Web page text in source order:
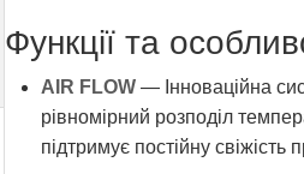
Функції та
AIR FLOW — Інноваційна
рівномірний розподіл
підтримує постійну свіжість